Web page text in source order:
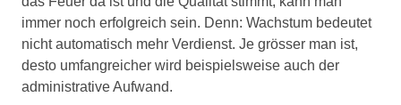
immer noch erfolgreich sein. Denn: Wachstum bedeutet
nicht automatisch mehr Verdienst. Je grösser man ist,
desto umfangreicher wird beispielsweise auch der
administrative Aufwand.